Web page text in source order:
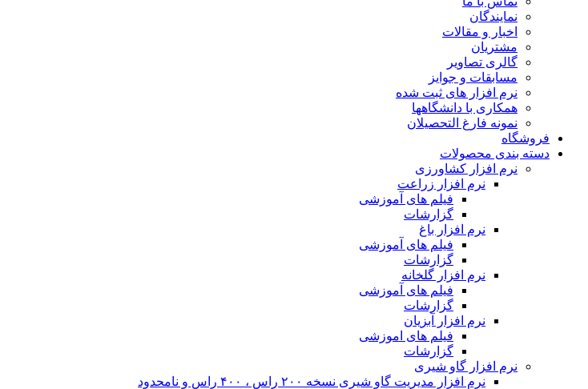
نمایندگان
اخبار و مقالات
مشتریان
گالری تصاویر
مسابقات و جوایز
نرم افزار های ثبت شده
همکاری با دانشگاهها
نمونه فارغ التحصیلان
فروشگاه
دسته بندی محصولات
نرم افزار کشاورزی
نرم افزار زراعت
فیلم های آموزشی
گزارشات
نرم افزار باغ
فیلم های آموزشی
گزارشات
نرم افزار گلخانه
فیلم های آموزشی
گزارشات
نرم افزار آبزیان
فیلم های اموزشی
گزارشات
نرم افزار گاو شیری
نرم افزار مدیریت گاو شیری نسخه ۲۰۰ راس ، ۴۰۰ راس و نامحدود